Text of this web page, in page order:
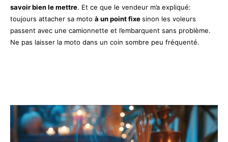
savoir bien le mettre. Et ce que le vendeur m’a expliqué:
toujours attacher sa moto à un point fixesinon les voleurs
passent avec une camionnette et l’embarquent sans problème.
Ne pas laisser la moto dans un coin sombre peu fréquenté.